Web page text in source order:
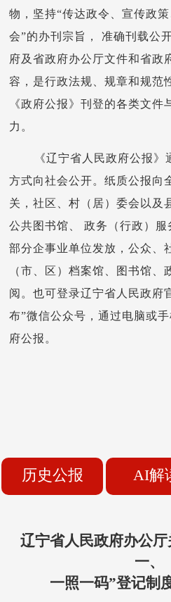
物，坚持“传达政令、宣传政
会”的办刊宗旨， 准确刊载公
府及省政府办公厅文件和省政
容，是行政法规、规章和规范
《政府公报》刊登的各类文件
力。
《辽宁省人民政府公报
方式向社会公开。纸质公报向
关，社区、村（居）委会以及
公共图书馆、 政务（行政）
部分企事业单位发放，公众、
（市、区）档案馆、图书馆、
阅。也可登录辽宁省人民政府
布”微信公众号，通过电脑或
府公报。
历史公报 AI解
辽宁省人民政府办公
一、
一照一码”登记制